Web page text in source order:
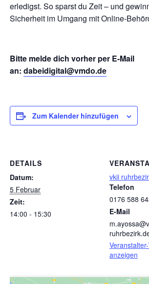
erledigst. So sparst du Zeit – und
Sicherheit im Umgang mit Online-
Bitte melde dich vorher per E-Mail
an: dabeidigital@vmdo.de
Zum Kalender hinzufügen
DETAILS
Datum:
5 Februar
Zeit:
14:00 - 15:30
vkii
Telefon
0176 588
E-Mail
anzeigen